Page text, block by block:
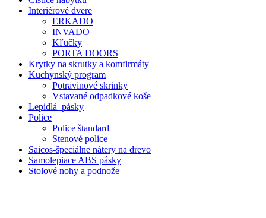
Interiérové dvere
ERKADO
INVADO
Kľučky
PORTA DOORS
Krytky na skrutky a komfirmáty
Kuchynský program
Potravinové skrinky
Vstavané odpadkové koše
Lepidlá_pásky
Police
Police štandard
Stenové police
Saicos-špeciálne nátery na drevo
Samolepiace ABS pásky
Stolové nohy a podnože